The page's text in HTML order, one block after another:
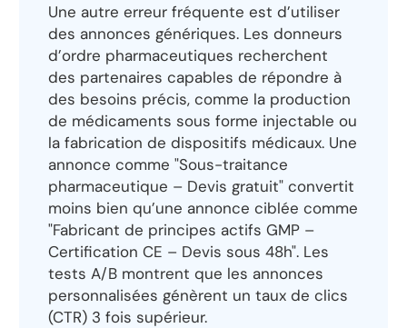
Une autre erreur fréquente est d’utiliser
des annonces génériques. Les donneurs
d’ordre pharmaceutiques recherchent
des partenaires capables de répondre à
des besoins précis, comme la production
de médicaments sous forme injectable ou
la fabrication de dispositifs médicaux. Une
annonce comme "Sous-traitance
pharmaceutique – Devis gratuit" convertit
moins bien qu’une annonce ciblée comme
"Fabricant de principes actifs GMP –
Certification CE – Devis sous 48h". Les
tests A/B montrent que les annonces
personnalisées génèrent un taux de clics
(CTR) 3 fois supérieur.